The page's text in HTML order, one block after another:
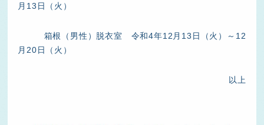
月13日（火）
箱根（男性）脱衣室 令和4年12月13日（火）～12
月20日（火）
以上